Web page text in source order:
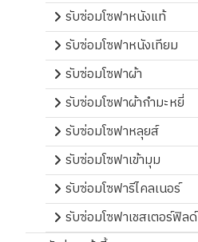
รับซ่อมโซฟาหนังแท้
รับซ่อมโซฟาหนังเทียม
รับซ่อมโซฟาผ้า
รับซ่อมโซฟาผ้ากำมะหยี่
รับซ่อมโซฟาหลุยส์
รับซ่อมโซฟาเข้ามุม
รับซ่อมโซฟารีไคลเนอร์
รับซ่อมโซฟาเชสเตอร์ฟิลด์